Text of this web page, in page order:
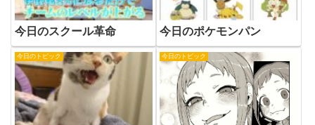
今日のスクール革命 今日のポケモンパン
今日のトピック 今日のトピック